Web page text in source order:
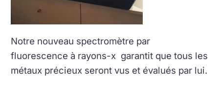
Notre nouveau spectromètre par
fluorescence à rayons-x garantit que tous les
métaux précieux seront vus et évalués par lui.